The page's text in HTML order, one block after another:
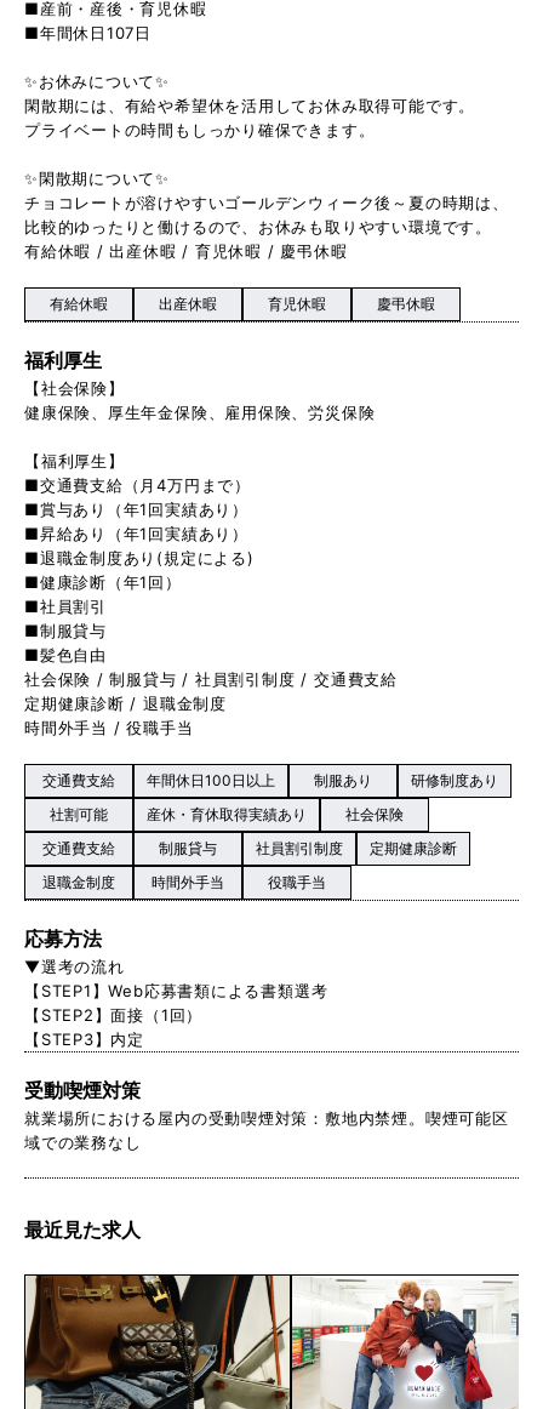
■産前・産後・育児休暇
■年間休日107日
✨お休みについて✨
閑散期には、有給や希望休を活用してお休み取得可能です。
プライベートの時間もしっかり確保できます。
✨閑散期について✨
チョコレートが溶けやすいゴールデンウィーク後～夏の時期は、
比較的ゆったりと働けるので、お休みも取りやすい環境です。
有給休暇 / 出産休暇 / 育児休暇 / 慶弔休暇
有給休暇 出産休暇 育児休暇 慶弔休暇
福利厚生
【社会保険】
健康保険、厚生年金保険、雇用保険、労災保険
【福利厚生】
■交通費支給（月4万円まで）
■賞与あり（年1回実績あり）
■昇給あり（年1回実績あり）
■退職金制度あり(規定による)
■健康診断（年1回）
■社員割引
■制服貸与
■髪色自由
社会保険 / 制服貸与 / 社員割引制度 / 交通費支給
定期健康診断 / 退職金制度
時間外手当 / 役職手当
交通費支給 年間休日100日以上 制服あり
研修制度あり
社割可能
産休・育休取得実績あり
社会保険
交通費支給
制服貸与 社員割引制度
定期健康診断
退職金制度
時間外手当 役職手当
応募方法
▼選考の流れ
【STEP1】Web応募書類による書類選考
【STEP2】面接（1回）
【STEP3】内定
受動喫煙対策
就業場所における屋内の受動喫煙対策：敷地内禁煙。喫煙可能区
域での業務なし
最近見た求人